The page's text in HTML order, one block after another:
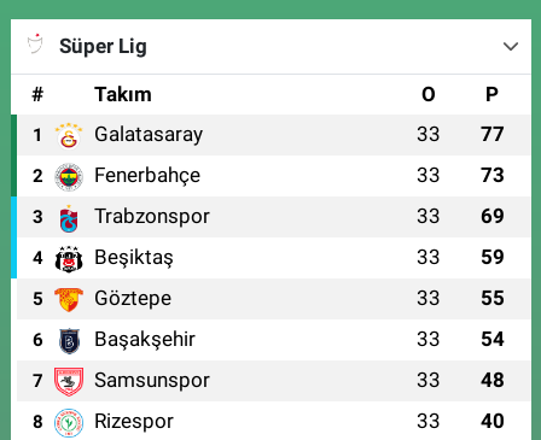
Süper Lig
#
Takım O P
1 Galatasaray 33 77
2 Fenerbahçe 33 73
3 Trabzonspor 33 69
4 Beşiktaş 33 59
5 Göztepe 33 55
6 Başakşehir 33 54
7 Samsunspor 33 48
8 Rizespor 33 40